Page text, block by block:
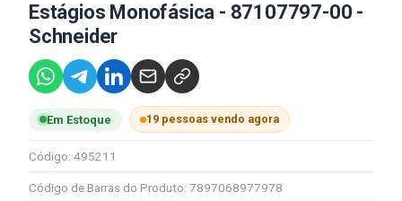
Estágios Monofásica - 87107797-00 -
Schneider
Em Estoque 19 pessoas vendo agora
Código: 495211
Código de Barras do Produto: 7897068977978